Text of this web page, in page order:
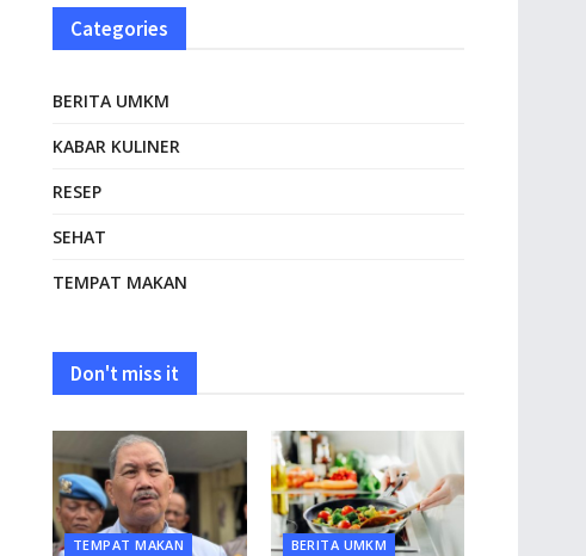
Categories
BERITA UMKM
KABAR KULINER
RESEP
SEHAT
TEMPAT MAKAN
Don't miss it
TEMPAT MAKAN BERITA UMKM